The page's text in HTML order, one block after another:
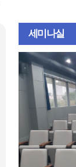
세미나실